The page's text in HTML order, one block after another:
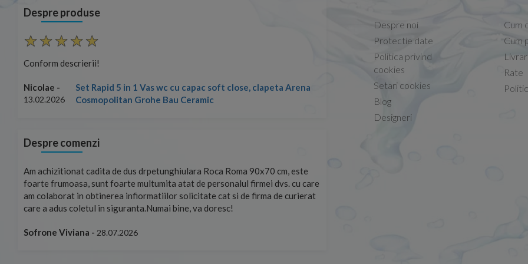
Despre produse
Conform descrierii!
Nicolae -
13.02.2026
Set Rapid 5 in 1 Vas wc cu capac soft close, clapeta Arena
Cosmopolitan Grohe Bau Ceramic
Conform descrierii!
13.02.2026
Despre comenzi
Am achizitionat cadita de dus drpetunghiulara Roca Roma 90x70 cm, este
foarte frumoasa, sunt foarte multumita atat de personalul firmei dvs. cu care
am colaborat in obtinerea infiormatiilor solicitate cat si de firma de curierat
care a adus coletul in siguranta.Numai bine, va doresc!
Sofrone Viviana - 28.07.2026
Despre noi
Protectie date
Politica privind
cookies
Setari cookies
Blog
Designeri
Cum
Cum
Rate